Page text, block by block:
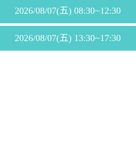
2026/08/07(五) 08:30~12:30
2026/08/07(五) 13:30~17:30